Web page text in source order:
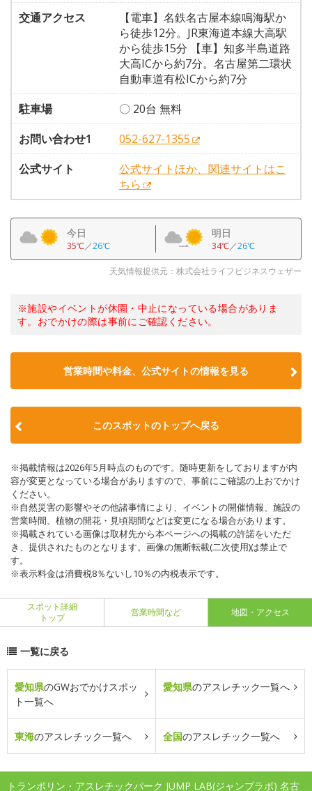
交通アクセス
【電車】名鉄名古屋本線鳴海駅か
ら徒歩12分。JR東海道本線大高駅
から徒歩15分 【車】知多半島道路
大高ICから約7分。名古屋第二環状
自動車道有松ICから約7分
駐車場
〇 20台 無料
お問い合わせ1
052-627-1355
公式サイト
公式サイトほか、関連サイトはこ
ちら
今日
35℃／26℃
明日
34℃／26℃
天気情報提供元：株式会社ライフビジネスウェザー
※施設やイベントが休園・中止になっている場合がありま
す。おでかけの際は事前にご確認ください。
営業時間や料金、公式サイトの情報を見る
このスポットのトップへ戻る
※掲載情報は2026年5月時点のものです。随時更新をしておりますが内
容が変更となっている場合がありますので、事前にご確認の上おでかけ
ください。
※自然災害の影響やその他諸事情により、イベントの開催情報、施設の
営業時間、植物の開花・見頃期間などは変更になる場合があります。
※掲載されている画像は取材先から本ページへの掲載の許諾をいただ
き、提供されたものとなります。画像の無断転載(二次使用)は禁止で
す。
※表示料金は消費税8％ないし10％の内税表示です。
スポット詳細
トップ
営業時間など 地図・アクセス
一覧に戻る
愛知県のGWおでかけスポッ
ト一覧へ
愛知県のアスレチック一覧へ
東海のアスレチック一覧へ 全国のアスレチック一覧へ
トランポリン・アスレチックパーク JUMP LAB(ジャンプラボ) 名古